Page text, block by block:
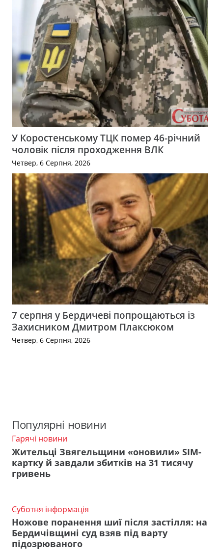
У Коростенському ТЦК помер 46-річний
чоловік після проходження ВЛК
Четвер, 6 Серпня, 2026
7 серпня у Бердичеві попрощаються із
Захисником Дмитром Плаксюком
Четвер, 6 Серпня, 2026
Популярні новини
Гарячі новини
Жительці Звягельщини «оновили» SIM-
картку й завдали збитків на 31 тисячу
гривень
Суботня інформація
Ножове поранення шиї після застілля: на
Бердичівщині суд взяв під варту
підозрюваного